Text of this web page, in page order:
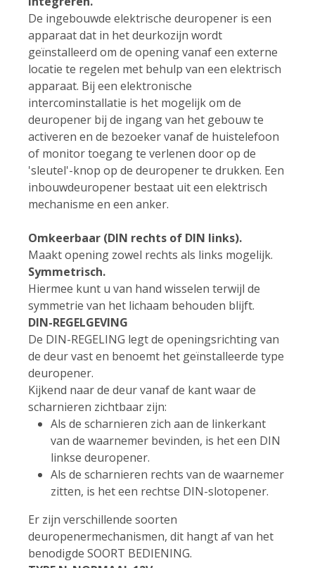
De ingebouwde elektrische deuropener is een
apparaat dat in het deurkozijn wordt
geïnstalleerd om de opening vanaf een externe
locatie te regelen met behulp van een elektrisch
apparaat. Bij een elektronische
intercominstallatie is het mogelijk om de
deuropener bij de ingang van het gebouw te
activeren en de bezoeker vanaf de huistelefoon
of monitor toegang te verlenen door op de
'sleutel'-knop op de deuropener te drukken. Een
inbouwdeuropener bestaat uit een elektrisch
mechanisme en een anker.
Omkeerbaar (DIN rechts of DIN links).
Maakt opening zowel rechts als links mogelijk.
Symmetrisch.
Hiermee kunt u van hand wisselen terwijl de
symmetrie van het lichaam behouden blijft.
DIN-REGELGEVING
De DIN-REGELING legt de openingsrichting van
de deur vast en benoemt het geïnstalleerde type
deuropener.
Kijkend naar de deur vanaf de kant waar de
scharnieren zichtbaar zijn:
Als de scharnieren zich aan de linkerkant
van de waarnemer bevinden, is het een DIN
linkse deuropener.
Als de scharnieren rechts van de waarnemer
zitten, is het een rechtse DIN-slotopener.
Er zijn verschillende soorten
deuropenermechanismen, dit hangt af van het
benodigde SOORT BEDIENING.